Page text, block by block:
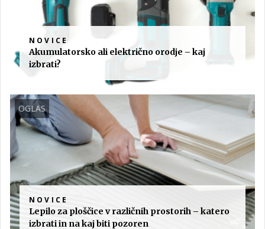
NOVICE
Akumulatorsko ali električno orodje – kaj
izbrati?
OGLAS
NOVICE
Lepilo za ploščice v različnih prostorih – katero
izbrati in na kaj biti pozoren